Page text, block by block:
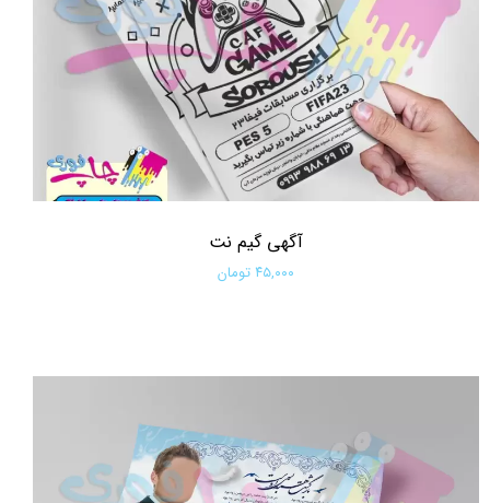
آگهی گیم نت
۴۵,۰۰۰ تومان